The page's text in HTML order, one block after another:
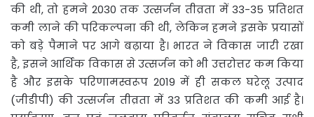
की थी, तो हमने 2030 तक उत्सर्जन तीव्रता में 33-35 प्रतिशत
कमी लाने की परिकल्पना की थी, लेकिन हमने इसके प्रयासों
को बड़े पैमाने पर आगे बढ़ाया है। भारत ने विकास जारी रखा
है, इसने आर्थिक विकास से उत्सर्जन को भी उत्तरोत्तर कम किया
है और इसके परिणामस्वरूप 2019 में ही सकल घरेलू उत्पाद
(जीडीपी) की उत्सर्जन तीव्रता में 33 प्रतिशत की कमी आई है।